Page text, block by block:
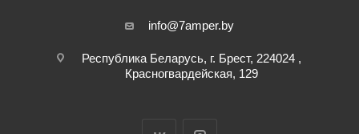
info@7amper.by
Республика Беларусь, г. Брест, 224024 ,
Красногвардейская, 129